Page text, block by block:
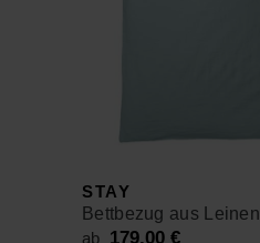
STAY
Bettbezug aus Leinen
ab 179,00€